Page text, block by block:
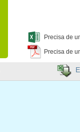
Precisa de
Precisa de